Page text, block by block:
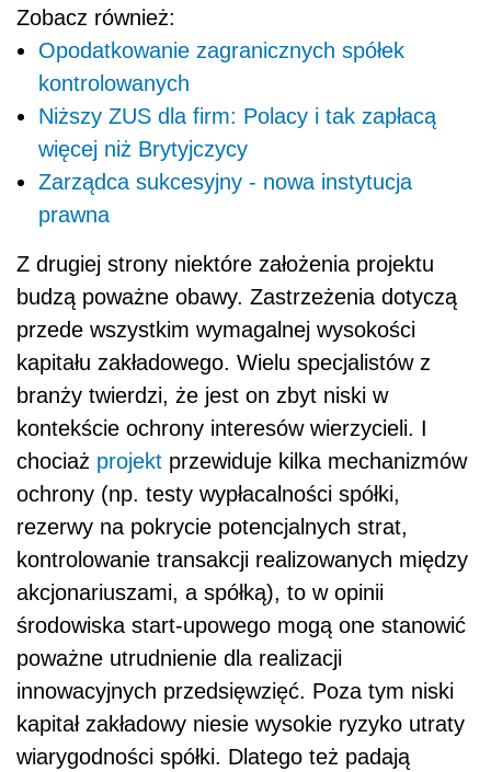
Zobacz również:
Opodatkowanie zagranicznych spółek
kontrolowanych
Niższy ZUS dla firm: Polacy i tak zapłacą
więcej niż Brytyjczycy
Zarządca sukcesyjny - nowa instytucja
prawna
Z drugiej strony niektóre założenia projektu
budzą poważne obawy. Zastrzeżenia dotyczą
przede wszystkim wymagalnej wysokości
kapitału zakładowego. Wielu specjalistów z
branży twierdzi, że jest on zbyt niski w
kontekście ochrony interesów wierzycieli. I
chociaż projekt przewiduje kilka mechanizmów
ochrony (np. testy wypłacalności spółki,
rezerwy na pokrycie potencjalnych strat,
kontrolowanie transakcji realizowanych między
akcjonariuszami, a spółką), to w opinii
środowiska start-upowego mogą one stanowić
poważne utrudnienie dla realizacji
innowacyjnych przedsięwzięć. Poza tym niski
kapitał zakładowy niesie wysokie ryzyko utraty
wiarygodności spółki. Dlatego też padają